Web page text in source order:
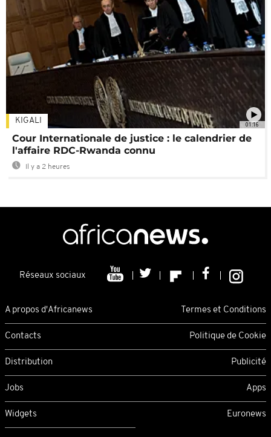
01:16
KIGALI
Cour Internationale de justice : le calendrier de
l'affaire RDC-Rwanda connu
Il y a 2 heures
Réseaux sociaux
A propos d'Africanews Termes et Conditions
Contacts Politique de Cookie
Distribution Publicité
Jobs Apps
Widgets Euronews